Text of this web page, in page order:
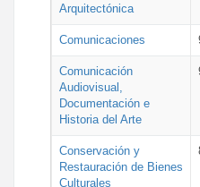
Arquitectónica
Comunicaciones
Comunicación
Audiovisual,
Documentación e
Historia del Arte
Conservación y
Restauración de Bienes
Culturales